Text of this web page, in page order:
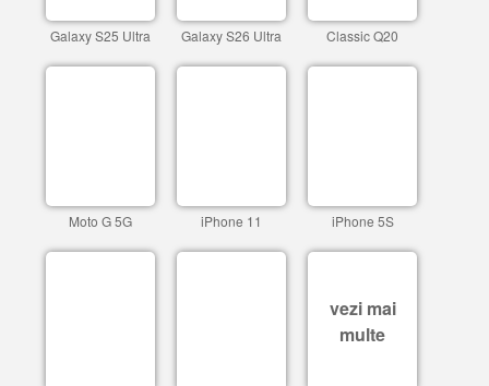
Galaxy S25 Ultra Galaxy S26 Ultra Classic Q20
Moto G 5G iPhone 11 iPhone 5S
vezi mai
multe